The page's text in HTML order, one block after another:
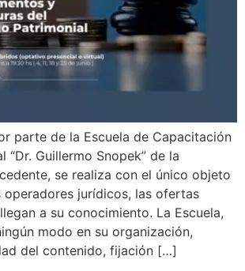
parte de la Escuela de Capacitación
“Dr. Guillermo Snopek” de la
se realiza con el único objeto
jurídicos, las ofertas
a su conocimiento. La Escuela,
modo en su organización,
del contenido, fijación […]